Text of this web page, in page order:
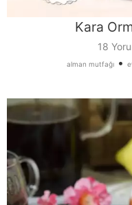
Kara
18
alman mutfağı•